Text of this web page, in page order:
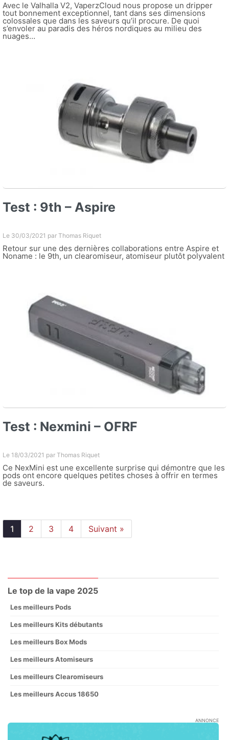
Avec le Valhalla V2, VaperzCloud nous propose un dripper
tout bonnement exceptionnel, tant dans ses dimensions
colossales que dans les saveurs qu’il procure. De quoi
s’envoler au paradis des héros nordiques au milieu des
nuages…
Test : 9th – Aspire
Le 30/03/2021 par Thomas Riquet
Retour sur une des dernières collaborations entre Aspire et
Noname : le 9th, un clearomiseur, atomiseur plutôt polyvalent
Test : Nexmini – OFRF
Le 18/03/2021 par Thomas Riquet
Ce NexMini est une excellente surprise qui démontre que les
pods ont encore quelques petites choses à offrir en termes
de saveurs.
1 2 3 4 Suivant »
Le top de la vape 2025
Les meilleurs Pods
Les meilleurs Kits débutants
Les meilleurs Box Mods
Les meilleurs Atomiseurs
Les meilleurs Clearomiseurs
Les meilleurs Accus 18650
ANNONCE